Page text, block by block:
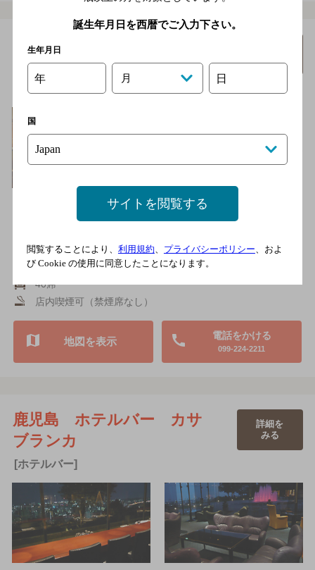
鹿児島 ホテルバー タブ
ロー
[ホテルバー]
鹿児島中央駅からタクシーで10分。城山観光ホテルのメインバ
ＪＲ鹿児島中央駅よりタクシーで10分
2,000円以上～3,000円未満
40席
店内喫煙可（禁煙席なし）
電話をかける
099-224-2211
地図を表示
鹿児島 ホテルバー カサ
ブランカ
[ホテルバー]
詳細を
みる
誕生年月日を西暦でご入力下さい。
生年月日
年 月 日
国
サイトを閲覧する
閲覧することにより、 利用規約 プライバシーポリシー 、およ
び Cookie の使用に同意したことになります。